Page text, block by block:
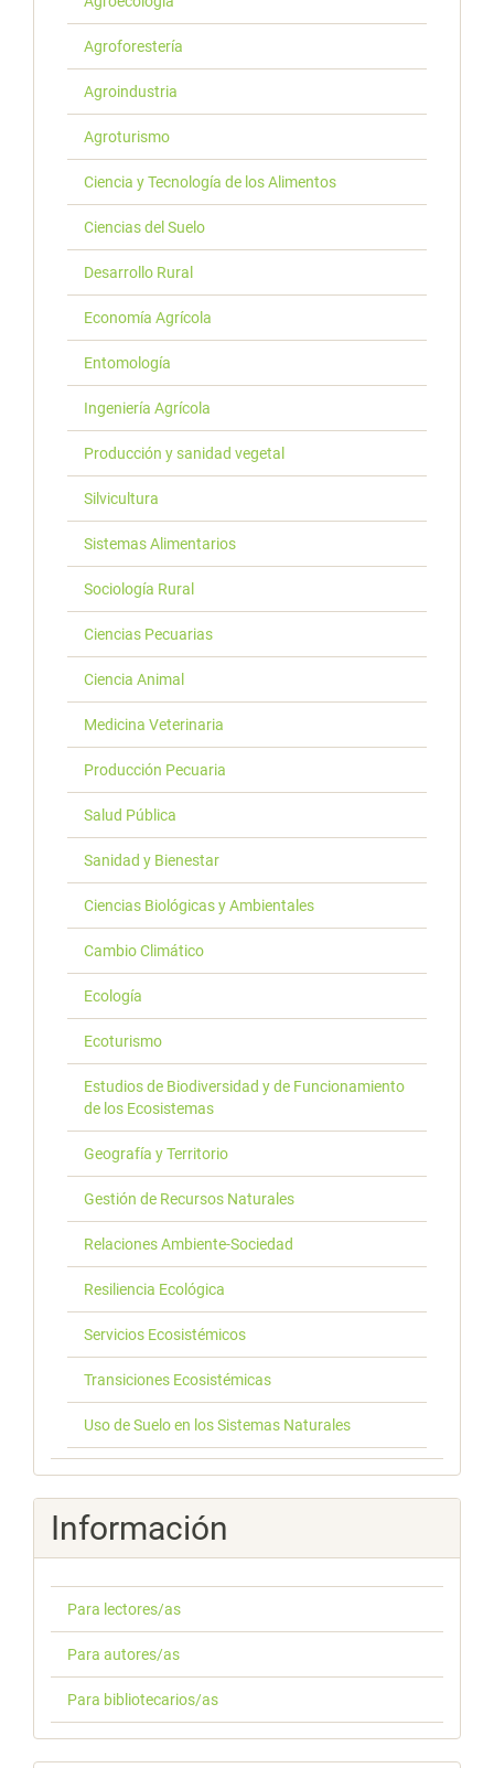
Agroforestería
Agroindustria
Agroturismo
Ciencia y Tecnología de los Alimentos
Ciencias del Suelo
Desarrollo Rural
Economía Agrícola
Entomología
Ingeniería Agrícola
Producción y sanidad vegetal
Silvicultura
Sistemas Alimentarios
Sociología Rural
Ciencias Pecuarias
Ciencia Animal
Medicina Veterinaria
Producción Pecuaria
Salud Pública
Sanidad y Bienestar
Ciencias Biológicas y Ambientales
Cambio Climático
Ecología
Ecoturismo
Estudios de Biodiversidad y de Funcionamiento
de los Ecosistemas
Geografía y Territorio
Gestión de Recursos Naturales
Relaciones Ambiente-Sociedad
Resiliencia Ecológica
Servicios Ecosistémicos
Transiciones Ecosistémicas
Uso de Suelo en los Sistemas Naturales
Información
Para lectores/as
Para autores/as
Para bibliotecarios/as